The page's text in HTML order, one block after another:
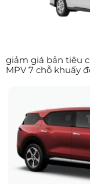
giảm giá bản tiêu
MPV 7 chỗ khuấy